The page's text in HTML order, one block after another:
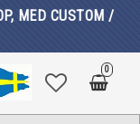
MED CUSTOM /
0